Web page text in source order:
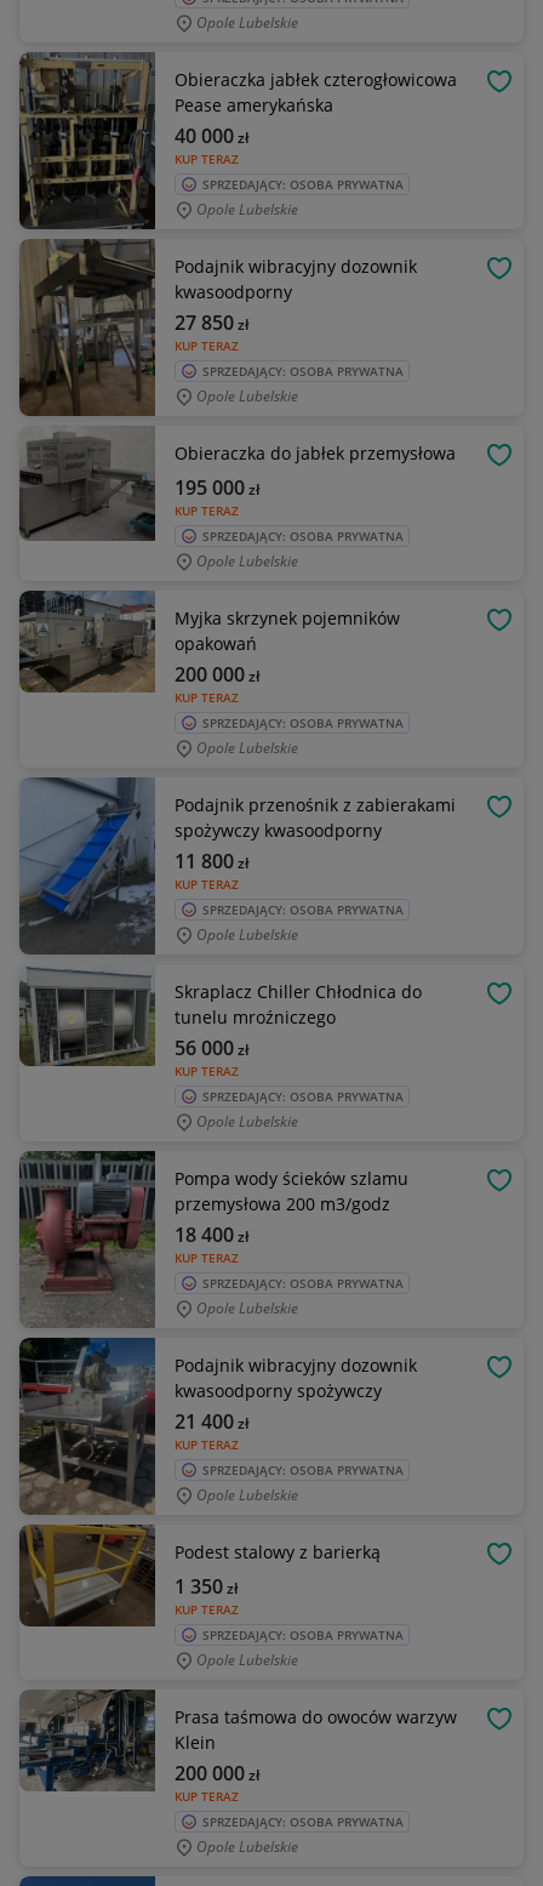
Opole Lubelskie
Obieraczka jabłek czterogłowicowa
Pease amerykańska
KUP TERAZ
40 000zł
SPRZEDAJĄCY: OSOBA PRYWATNA
Opole Lubelskie
Podajnik wibracyjny dozownik
kwasoodporny
KUP TERAZ
27 850zł
SPRZEDAJĄCY: OSOBA PRYWATNA
Opole Lubelskie
Obieraczka do jabłek przemysłowa
KUP TERAZ
195 000zł
SPRZEDAJĄCY: OSOBA PRYWATNA
Opole Lubelskie
Myjka skrzynek pojemników
opakowań
KUP TERAZ
200 000zł
SPRZEDAJĄCY: OSOBA PRYWATNA
Opole Lubelskie
Podajnik przenośnik z zabierakami
spożywczy kwasoodporny
KUP TERAZ
11 800zł
SPRZEDAJĄCY: OSOBA PRYWATNA
Opole Lubelskie
Skraplacz Chiller Chłodnica do
tunelu mroźniczego
KUP TERAZ
56 000zł
SPRZEDAJĄCY: OSOBA PRYWATNA
Opole Lubelskie
Pompa wody ścieków szlamu
przemysłowa 200 m3/godz
KUP TERAZ
18 400zł
SPRZEDAJĄCY: OSOBA PRYWATNA
Opole Lubelskie
Podajnik wibracyjny dozownik
kwasoodporny spożywczy
KUP TERAZ
21 400zł
SPRZEDAJĄCY: OSOBA PRYWATNA
Opole Lubelskie
Podest stalowy z barierką
KUP TERAZ
1 350zł
SPRZEDAJĄCY: OSOBA PRYWATNA
Opole Lubelskie
Prasa taśmowa do owoców warzyw
Klein
KUP TERAZ
200 000zł
SPRZEDAJĄCY: OSOBA PRYWATNA
Opole Lubelskie